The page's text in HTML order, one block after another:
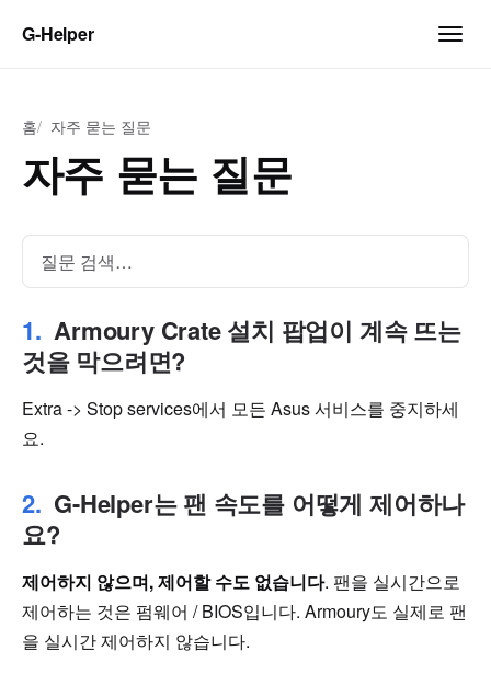
G‑Helper
홈 자주 묻는 질문
자주 묻는 질문
Armoury Crate 설치 팝업이 계속 뜨는
것을 막으려면?
Extra -> Stop services에서 모든 Asus 서비스를 중지하세
요.
G-Helper는 팬 속도를 어떻게 제어하나
요?
제어하지 않으며, 제어할 수도 없습니다. 팬을 실시간으로
제어하는 것은 펌웨어 / BIOS입니다. Armoury도 실제로 팬
을 실시간 제어하지 않습니다.